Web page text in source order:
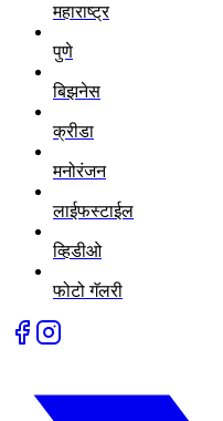
महाराष्ट्र
पुणे
बिझनेस
क्रीडा
मनोरंजन
लाईफस्टाईल
व्हिडीओ
फोटो गॅलरी